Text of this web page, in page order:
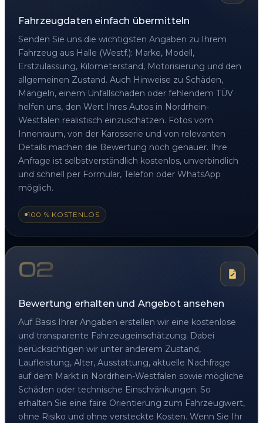
Fahrzeugdaten einfach übermitteln
Senden Sie uns die wichtigsten Angaben zu Ihrem
Fahrzeug aus Halle (Westf.): Marke, Modell,
Erstzulassung, Kilometerstand, Motorisierung und den
allgemeinen Zustand. Auch Hinweise zu Schäden,
Mängeln, einem Unfallschaden oder fehlendem TÜV
helfen uns, den Wert Ihres Autos in Nordrhein-
Westfalen realistisch einzuschätzen. Fotos vom
Innenraum, von der Karosserie und von relevanten
Details machen die Bewertung noch genauer. Ihre
Anfrage ist selbstverständlich kostenlos, unverbindlich
und schnell per Formular, Telefon oder WhatsApp
möglich.
100 % KOSTENLOS
02
Bewertung erhalten und Angebot ansehen
Auf Basis Ihrer Angaben erstellen wir eine kostenlose
und transparente Fahrzeugeinschätzung. Dabei
berücksichtigen wir unter anderem Zustand,
Laufleistung, Alter, Ausstattung, aktuelle Nachfrage
auf dem Markt in Nordrhein-Westfalen sowie mögliche
Schäden oder technische Einschränkungen. So
erhalten Sie eine faire Orientierung zum Fahrzeugwert,
ohne Risiko und ohne versteckte Kosten. Wenn Sie Ihr